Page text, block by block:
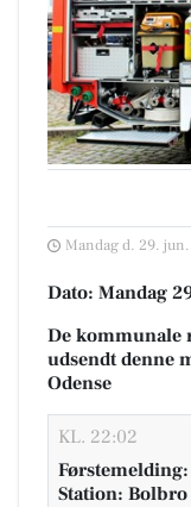
Mandag d. 29.
Dato: Mandag
De kommunale
udsendt denne
Odense
KL. 22:02
Station: Bolbro